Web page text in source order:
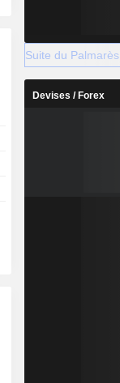
Suite du Palmarès
Devises / Forex